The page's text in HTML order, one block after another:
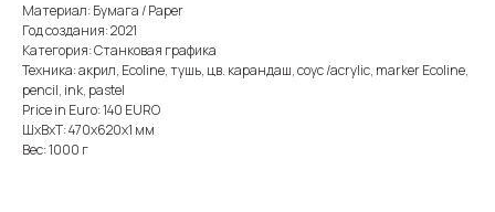
Материал: Бумага / Paper
Год создания: 2021
Категория: Станковая графика
Техника: акрил, Ecoline, тушь, цв. карандаш, соус /acrylic, marker Ecoline,
pencil, ink, pastel
Price in Euro: 140 EURO
ШxВxТ: 470x620x1 мм
Вес: 1000 г